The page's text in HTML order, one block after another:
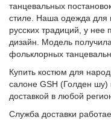
танцевальных
стиле. Наша одежда для
русских традиций, у
дизайн. Модель
фольклорных
Купить костюм для
салоне GSH (Голден шу)
доставкой в любой
Служба доставки